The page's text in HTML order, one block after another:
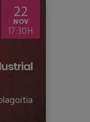
22
NOV
17:30